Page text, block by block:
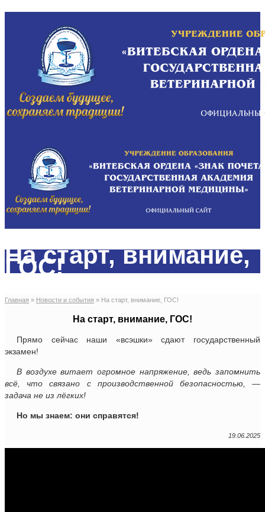
На старт, внимание,
ГОС!
Главная » Новости и события » На старт, внимание, ГОС!
На старт, внимание, ГОС!
Прямо сейчас наши «всэшки» сдают государственный
экзамен!
В воздухе витает огромное напряжение, ведь запомнить
всё, что связано с производственной безопасностью, —
задача не из лёгких!
Но мы знаем: они справятся!
19.06.2025